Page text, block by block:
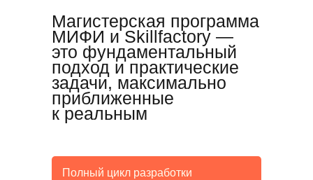
Магистерская программа
МИФИ и Skillfactory —
это фундаментальный
подход и практические
задачи, максимально
приближенные
к реальным
Полный цикл разработки